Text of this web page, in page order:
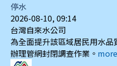
停水
2026-08-10, 09:14
台灣自來水公司
為全面提升該區域居民用水品
辦理管網封閉調查作業。